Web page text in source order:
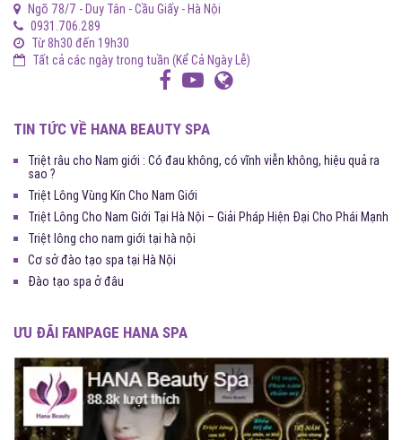
Ngõ 78/7 - Duy Tân - Cầu Giấy - Hà Nội
0931.706.289
Từ 8h30 đến 19h30
Tất cả các ngày trong tuần (Kể Cả Ngày Lễ)
TIN TỨC VỀ HANA BEAUTY SPA
Triệt râu cho Nam giới : Có đau không, có vĩnh viễn không, hiệu quả ra
sao ?
Triệt Lông Vùng Kín Cho Nam Giới
Triệt Lông Cho Nam Giới Tại Hà Nội – Giải Pháp Hiện Đại Cho Phái Mạnh
Triệt lông cho nam giới tại hà nội
Cơ sở đào tạo spa tại Hà Nội
Đào tạo spa ở đâu
ƯU ĐÃI FANPAGE HANA SPA